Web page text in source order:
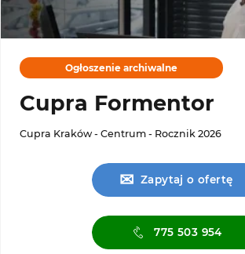
Ogłoszenie archiwalne
Cupra Formentor
Cupra Kraków - Centrum - Rocznik 2026
✉ Zapytaj o ofertę
775 503 954